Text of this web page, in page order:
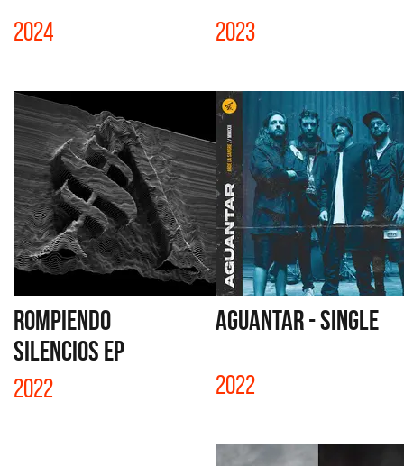
2024 2023
ROMPIENDO
SILENCIOS EP
2022
AGUANTAR - SINGLE
2022